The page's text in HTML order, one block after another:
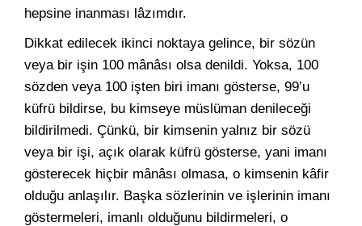
hepsine inanması lâzımdır.
Dikkat edilecek ikinci noktaya gelince, bir sözün
veya bir işin 100 mânâsı olsa denildi. Yoksa, 100
sözden veya 100 işten biri imanı gösterse, 99’u
küfrü bildirse, bu kimseye müslüman denileceği
bildirilmedi. Çünkü, bir kimsenin yalnız bir sözü
veya bir işi, açık olarak küfrü gösterse, yani imanı
gösterecek hiçbir mânâsı olmasa, o kimsenin kâfir
olduğu anlaşılır. Başka sözlerinin ve işlerinin imanı
göstermeleri, imanlı olduğunu bildirmeleri, o